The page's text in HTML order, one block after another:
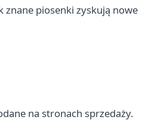
znane piosenki zyskują nowe
na stronach sprzedaży.